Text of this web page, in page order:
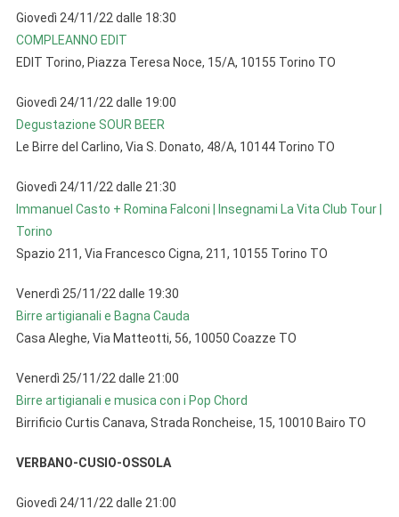
Giovedì 24/11/22 dalle 18:30
COMPLEANNO EDIT
EDIT Torino, Piazza Teresa Noce, 15/A, 10155 Torino TO
Giovedì 24/11/22 dalle 19:00
Degustazione SOUR BEER
Le Birre del Carlino, Via S. Donato, 48/A, 10144 Torino TO
Giovedì 24/11/22 dalle 21:30
Immanuel Casto + Romina Falconi | Insegnami La Vita Club Tour |
Torino
Spazio 211, Via Francesco Cigna, 211, 10155 Torino TO
Venerdì 25/11/22 dalle 19:30
Birre artigianali e Bagna Cauda
Casa Aleghe, Via Matteotti, 56, 10050 Coazze TO
Venerdì 25/11/22 dalle 21:00
Birre artigianali e musica con i Pop Chord
Birrificio Curtis Canava, Strada Roncheise, 15, 10010 Bairo TO
VERBANO-CUSIO-OSSOLA
Giovedì 24/11/22 dalle 21:00